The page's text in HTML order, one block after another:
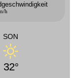
h
SON
32°